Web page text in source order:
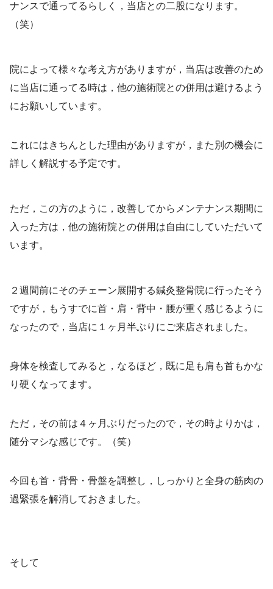
ナンスで通ってるらしく，当店との二股になります。
（笑）
院によって様々な考え方がありますが，当店は改善のため
に当店に通ってる時は，他の施術院との併用は避けるよう
にお願いしています。
これにはきちんとした理由がありますが，また別の機会に
詳しく解説する予定です。
ただ，この方のように，改善してからメンテナンス期間に
入った方は，他の施術院との併用は自由にしていただいて
います。
２週間前にそのチェーン展開する鍼灸整骨院に行ったそう
ですが，もうすでに首・肩・背中・腰が重く感じるように
なったので，当店に１ヶ月半ぶりにご来店されました。
身体を検査してみると，なるほど，既に足も肩も首もかな
り硬くなってます。
ただ，その前は４ヶ月ぶりだったので，その時よりかは，
随分マシな感じです。（笑）
今回も首・背骨・骨盤を調整し，しっかりと全身の筋肉の
過緊張を解消しておきました。
そして